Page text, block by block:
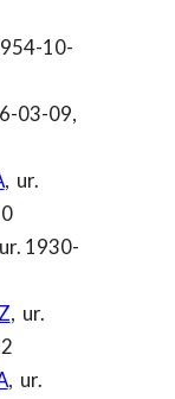
10-
03-09,
, ur.
ur. 1930-
, ur.
, ur.